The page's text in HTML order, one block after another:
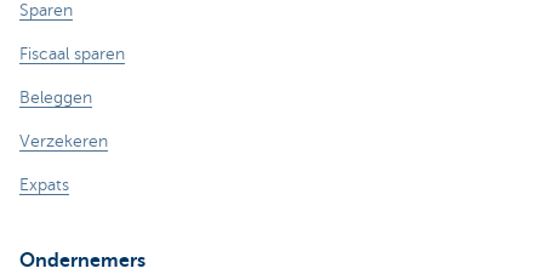
Sparen
Fiscaal sparen
Beleggen
Verzekeren
Expats
Ondernemers